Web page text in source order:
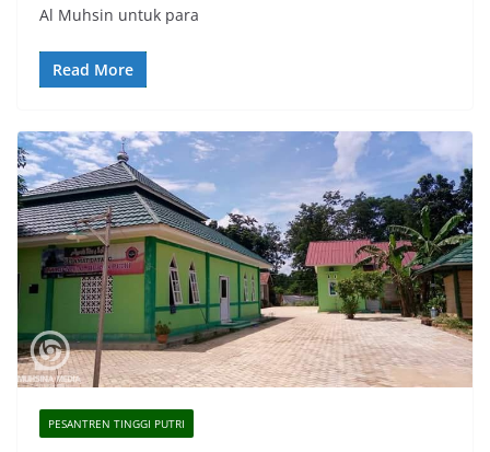
Al Muhsin untuk para
Read More
PESANTREN TINGGI PUTRI